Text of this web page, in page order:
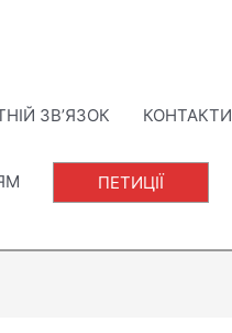
ЗВ’ЯЗОК КОНТАКТИ
ПЕТИЦІЇ